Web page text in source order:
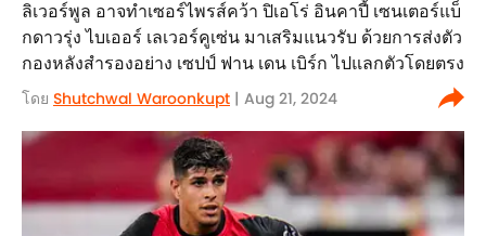
ลิเวอร์พูล อาจทำเซอร์ไพรส์คว้า ปิเอโร่ อินคาปี้ เซนเตอร์แบ็
กดาวรุ่ง ไบเออร์ เลเวอร์คูเซ่น มาเสริมแนวรับ ด้วยการส่งตัว
กองหลังสำรองอย่าง เซปป์ ฟาน เดน เบิร์ก ไปแลกตัวโดยตรง
โดย Shutchwal Waroonkupt | Aug 21, 2024